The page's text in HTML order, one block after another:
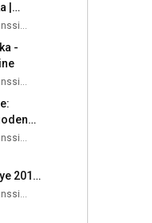
|
Polokkarit Kansantanssiryhmä
-
Polokkarit Kansantanssiryhmä
2016
Polokkarit Kansantanssiryhmä
2016
- Polokkarit Kansantanssiryhmä